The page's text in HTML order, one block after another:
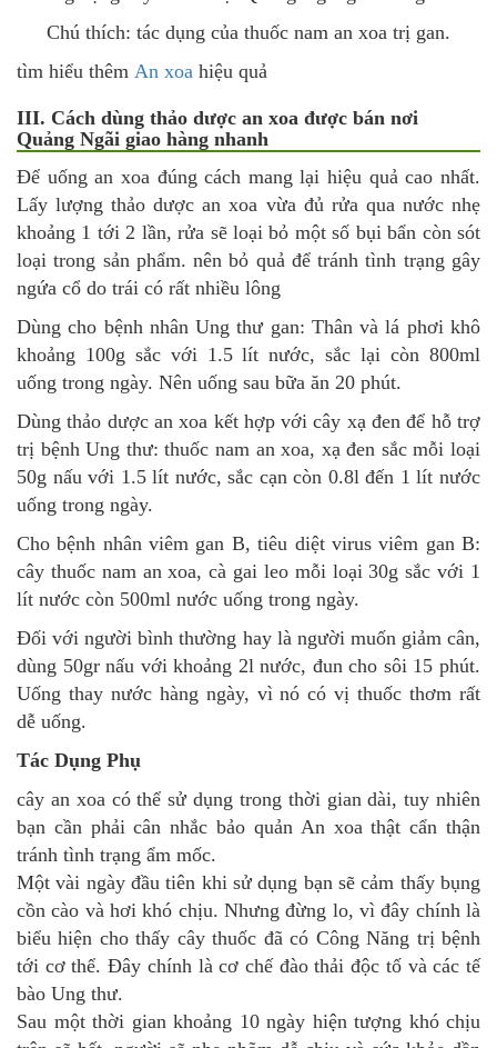
Chú thích: tác dụng của thuốc nam an xoa trị gan.
tìm hiểu thêm An xoa hiệu quả
III. Cách dùng thảo dược an xoa được bán nơi
Quảng Ngãi giao hàng nhanh
Để uống an xoa đúng cách mang lại hiệu quả cao nhất.
Lấy lượng thảo dược an xoa vừa đủ rửa qua nước nhẹ
khoảng 1 tới 2 lần, rửa sẽ loại bỏ một số bụi bẩn còn sót
loại trong sản phẩm. nên bỏ quả để tránh tình trạng gây
ngứa cổ do trái có rất nhiều lông
Dùng cho bệnh nhân Ung thư gan: Thân và lá phơi khô
khoảng 100g sắc với 1.5 lít nước, sắc lại còn 800ml
uống trong ngày. Nên uống sau bữa ăn 20 phút.
Dùng thảo dược an xoa kết hợp với cây xạ đen để hỗ trợ
trị bệnh Ung thư: thuốc nam an xoa, xạ đen sắc mỗi loại
50g nấu với 1.5 lít nước, sắc cạn còn 0.8l đến 1 lít nước
uống trong ngày.
Cho bệnh nhân viêm gan B, tiêu diệt virus viêm gan B:
cây thuốc nam an xoa, cà gai leo mỗi loại 30g sắc với 1
lít nước còn 500ml nước uống trong ngày.
Đối với người bình thường hay là người muốn giảm cân,
dùng 50gr nấu với khoảng 2l nước, đun cho sôi 15 phút.
Uống thay nước hàng ngày, vì nó có vị thuốc thơm rất
dễ uống.
Tác Dụng Phụ
cây an xoa có thể sử dụng trong thời gian dài, tuy nhiên
bạn cần phải cân nhắc bảo quản An xoa thật cẩn thận
tránh tình trạng ẩm mốc.
Một vài ngày đầu tiên khi sử dụng bạn sẽ cảm thấy bụng
cồn cào và hơi khó chịu. Nhưng đừng lo, vì đây chính là
biểu hiện cho thấy cây thuốc đã có Công Năng trị bệnh
tới cơ thể. Đây chính là cơ chế đào thải độc tố và các tế
bào Ung thư.
Sau một thời gian khoảng 10 ngày hiện tượng khó chịu